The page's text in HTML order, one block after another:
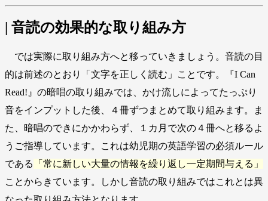
| 音読の効果的な取り組み方
では実際に取り組み方へと移っていきましょう。音読の目
的は前述のとおり「文字を正しく読む」ことです。『I Can
Read!』の暗唱の取り組みでは、かけ流しによってたっぷり
音をインプットした後、４冊ずつまとめて取り組みます。ま
た、暗唱のできにかかわらず、１カ月で次の４冊へと移るよ
うご指導しています。これは幼児期の英語学習の必須ルール
である
「常に新しい大量の情報を繰り返し一定期間与える」
ことからきています。しかし音読の取り組みではこれとは異